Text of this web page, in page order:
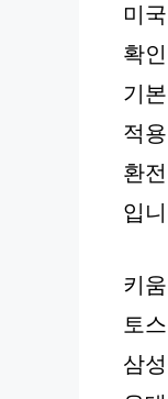
미
확
기
적
환
입
키
토
삼